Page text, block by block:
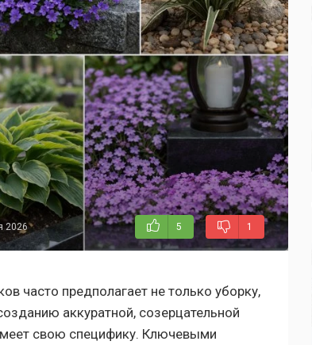
2026 5 1
часто предполагает не только уборку,
аккуратной, созерцательной
свою специфику. Ключевыми